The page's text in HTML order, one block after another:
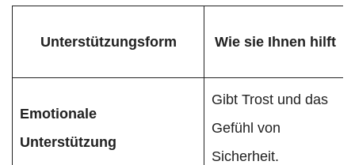
Unterstützungsform Wie sie Ihnen hilft
Emotionale
Unterstützung
Gibt Trost und das
Gefühl von
Sicherheit.